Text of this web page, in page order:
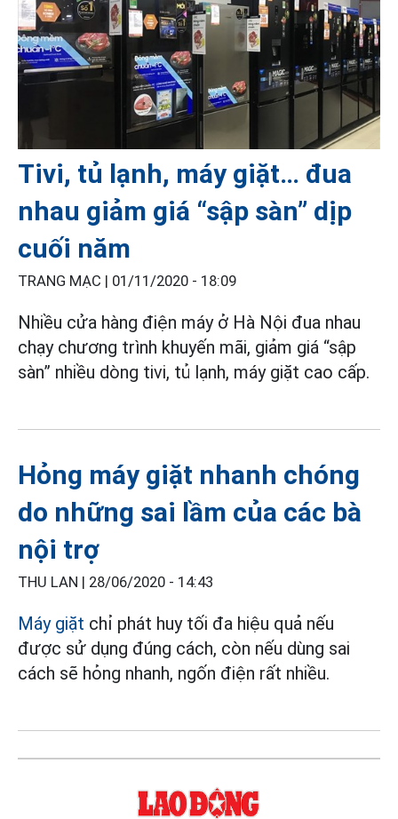
Tivi, tủ lạnh, máy giặt… đua
nhau giảm giá “sập sàn” dịp
cuối năm
TRANG MẠC | 01/11/2020 - 18:09
Nhiều cửa hàng điện máy ở Hà Nội đua nhau
chạy chương trình khuyến mãi, giảm giá “sập
sàn” nhiều dòng tivi, tủ lạnh, máy giặt cao cấp.
Hỏng máy giặt nhanh chóng
do những sai lầm của các bà
nội trợ
THU LAN | 28/06/2020 - 14:43
Máy giặt chỉ phát huy tối đa hiệu quả nếu
được sử dụng đúng cách, còn nếu dùng sai
cách sẽ hỏng nhanh, ngốn điện rất nhiều.